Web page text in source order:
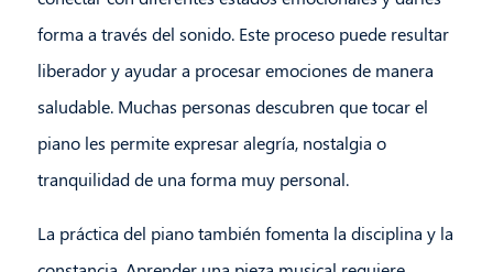
forma a través del sonido. Este proceso puede resultar
liberador y ayudar a procesar emociones de manera
saludable. Muchas personas descubren que tocar el
piano les permite expresar alegría, nostalgia o
tranquilidad de una forma muy personal.
La práctica del piano también fomenta la disciplina y la